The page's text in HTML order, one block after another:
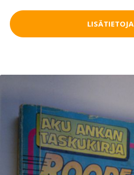
LISÄTIETOJA